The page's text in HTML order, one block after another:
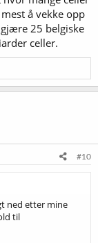
å vekke opp
25 belgiske
celler.
#10
ned etter mine
til